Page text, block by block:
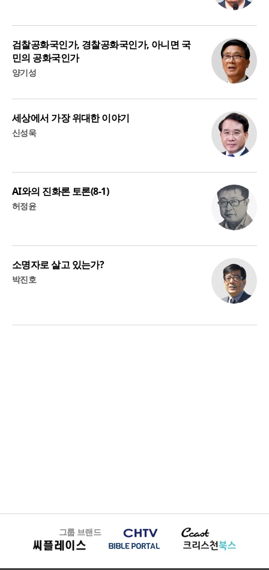
검찰공화국인가, 경찰공화국인가, 아니면 국
민의 공화국인가
양기성
세상에서 가장 위대한 이야기
신성욱
AI와의 진화론 토론(8-1)
허정윤
소명자로 살고 있는가?
박진호
그룹 브랜드